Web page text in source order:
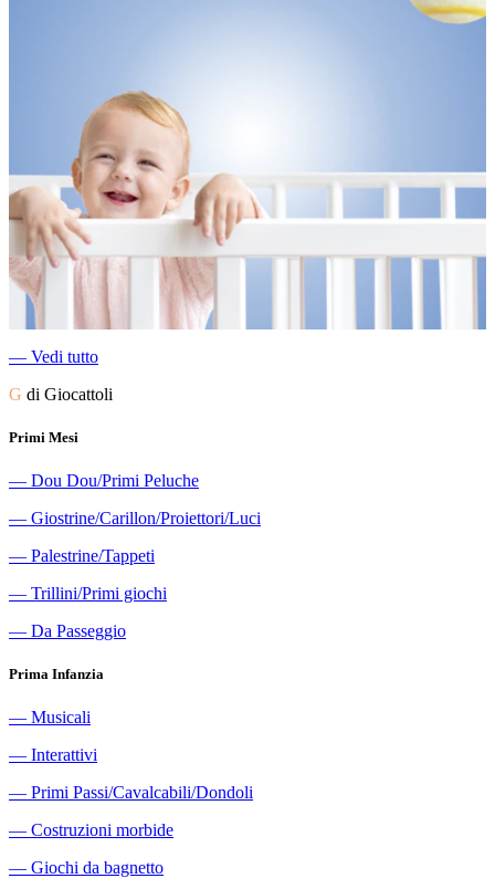
― Vedi tutto
G di Giocattoli
Primi Mesi
― Dou Dou/Primi Peluche
― Giostrine/Carillon/Proiettori/Luci
― Palestrine/Tappeti
― Trillini/Primi giochi
― Da Passeggio
Prima Infanzia
― Musicali
― Interattivi
― Primi Passi/Cavalcabili/Dondoli
― Costruzioni morbide
― Giochi da bagnetto